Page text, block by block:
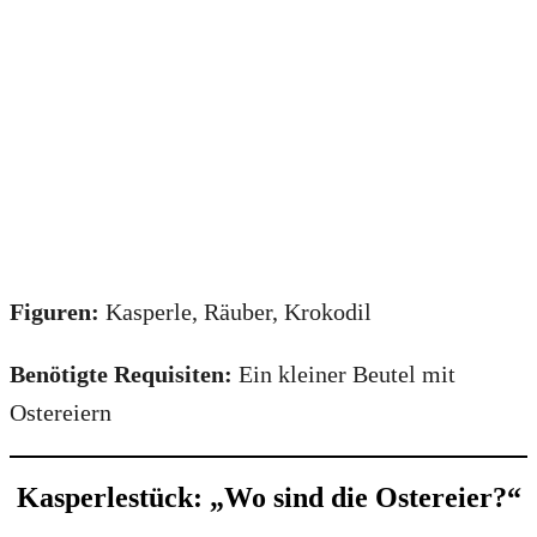
Figuren: Kasperle, Räuber, Krokodil
Benötigte Requisiten: Ein kleiner Beutel mit
Ostereiern
Kasperlestück: „Wo sind die Ostereier?“